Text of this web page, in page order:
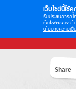
เว็บไซต์นี้ใช้คุ
รับประสบการณ์
เว็บไซต์ของเรา
นโยบายความเป็
Share